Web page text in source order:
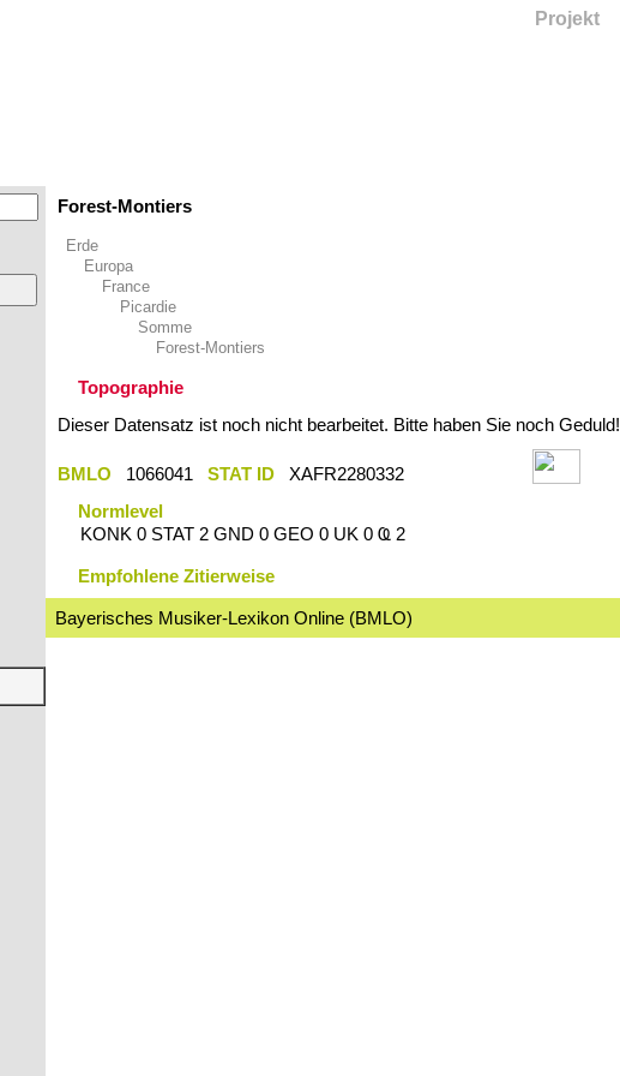
Forest-Montiers
Erde
Europa
France
Picardie
Somme
Forest-Montiers
Topographie
Dieser Datensatz ist noch nicht bearbeitet. Bitte haben Sie noch Geduld!
BMLO 1066041 STAT ID
XAFR2280332
Normlevel
KONK 0 STAT 2 GND 0 GEO 0 UK 0 Ҩ 2
Empfohlene Zitierweise
Bayerisches Musiker-Lexikon Online (BMLO)
Projekt